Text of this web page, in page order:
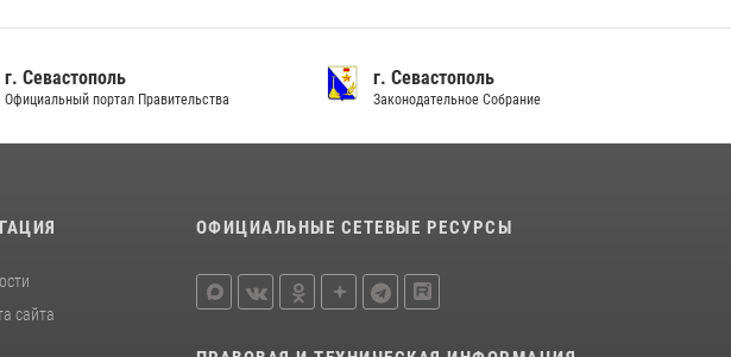
г. Севастополь
Официальный портал Правительства
г. Севастополь
Законодательное Собрание
сайта
ОФИЦИАЛЬНЫЕ СЕТЕВЫЕ РЕСУРСЫ